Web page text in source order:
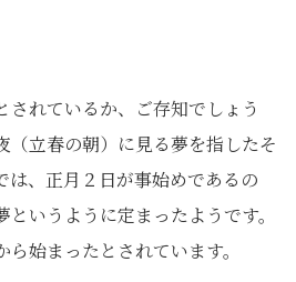
されているか、ご存知でしょう
立春の朝）に見る夢を指したそ
は、正月２日が事始めであるの
いうように定まったようです。
始まったとされています。